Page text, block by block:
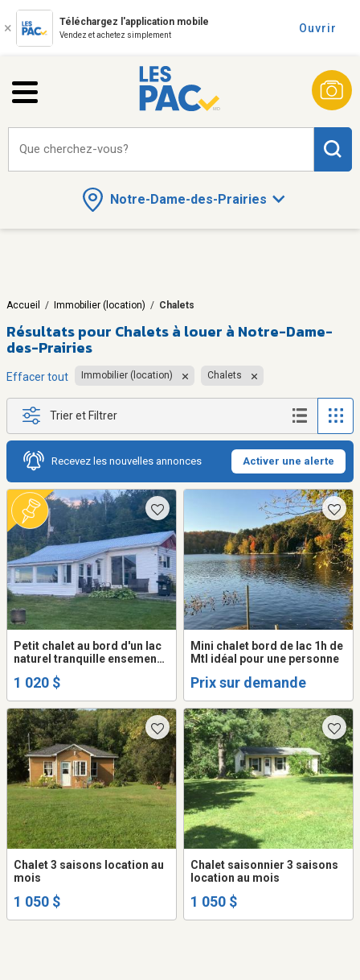
Téléchargez l'application mobile
Vendez et achetez simplement
Ouvrir
Notre-Dame-des-Prairies
Que cherchez-vous?
Accueil / Immobilier (location) / Chalets
Résultats pour Chalets à louer à Notre-Dame-
des-Prairies
Effacer tout Immobilier (location) Chalets
Trier et Filtrer
Recevez les nouvelles annonces Activer une alerte
Petit chalet au bord d'un lac
naturel tranquille ensemencé
1 020 $
Mini chalet bord de lac 1h de
Mtl idéal pour une personne
Prix sur demande
Chalet 3 saisons location au
mois
1 050 $
Chalet saisonnier 3 saisons
location au mois
1 050 $